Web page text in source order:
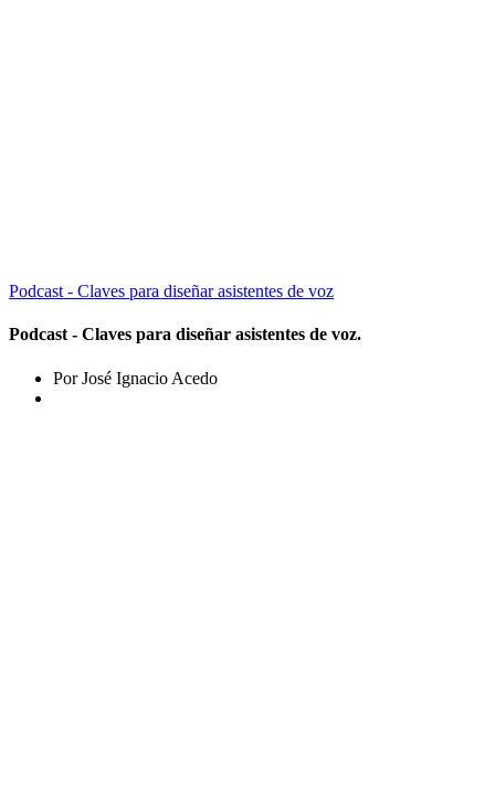
Podcast - Claves para diseñar asistentes de voz
Podcast - Claves para diseñar asistentes de voz.
Por José Ignacio Acedo